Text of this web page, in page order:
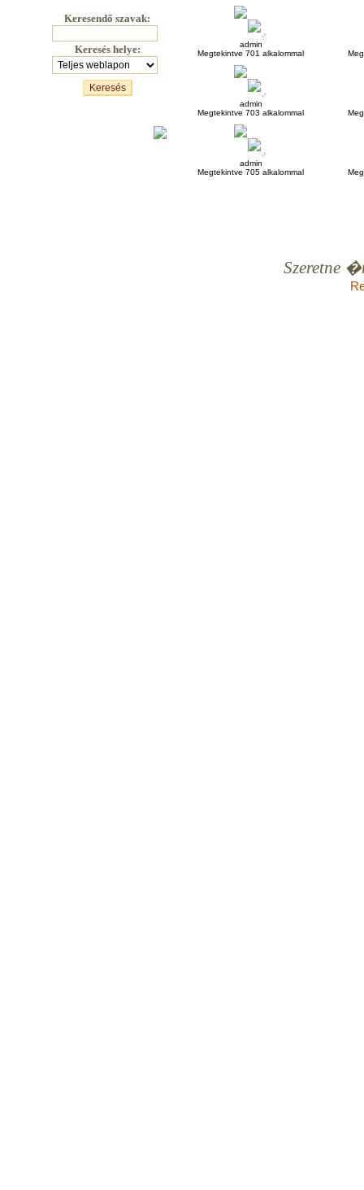
Keresendő szavak:
Keresés helye:
admin
Megtekintve 701 alkalommal
admin
Megtekintve 703 alkalommal
admin
Megtekintve 705 alkalommal
Szeretne